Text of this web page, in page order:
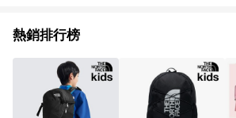
熱銷排行榜